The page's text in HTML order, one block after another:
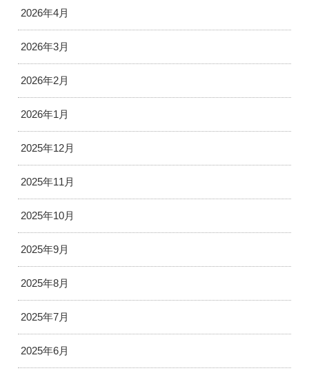
2026年4月
2026年3月
2026年2月
2026年1月
2025年12月
2025年11月
2025年10月
2025年9月
2025年8月
2025年7月
2025年6月